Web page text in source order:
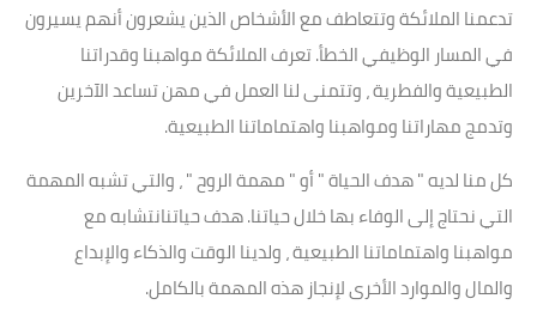
تدعمنا الملائكة وتتعاطف مع الأشخاص الذين يشعرون أنهم يسيرون
في المسار الوظيفي الخطأ. تعرف الملائكة مواهبنا وقدراتنا
الطبيعية والفطرية ، وتتمنى لنا العمل في مهن تساعد الآخرين
وتدمج مهاراتنا ومواهبنا واهتماماتنا الطبيعية.
كل منا لديه " هدف الحياة " أو " مهمة الروح " ، والتي تشبه المهمة
التي نحتاج إلى الوفاء بها خلال حياتنا. هدف حياتنانتشابه مع
مواهبنا واهتماماتنا الطبيعية ، ولدينا الوقت والذكاء والإبداع
والمال والموارد الأخرى لإنجاز هذه المهمة بالكامل.